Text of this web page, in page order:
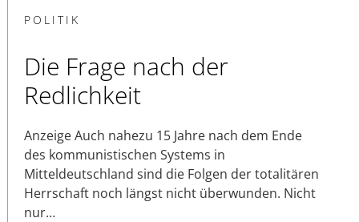
POLITIK
Die Frage nach der
Redlichkeit
Anzeige Auch nahezu 15 Jahre nach dem Ende
des kommunistischen Systems in
Mitteldeutschland sind die Folgen der totalitären
Herrschaft noch längst nicht überwunden. Nicht
nur…